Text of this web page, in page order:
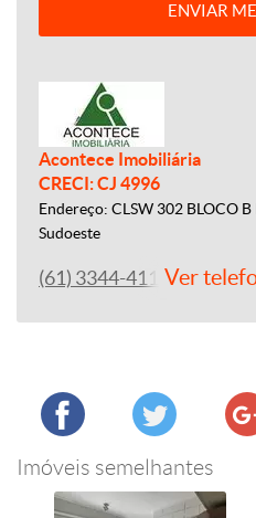
ENVIAR
Acontece Imobiliária
CRECI: CJ 4996
Endereço: CLSW 302 BLOCO
Sudoeste
(61) 3344-4112Ver
Imóveis semelhantes